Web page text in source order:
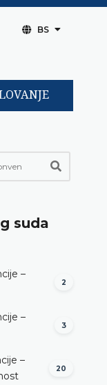
BS
suda
–
2
–
3
–
20